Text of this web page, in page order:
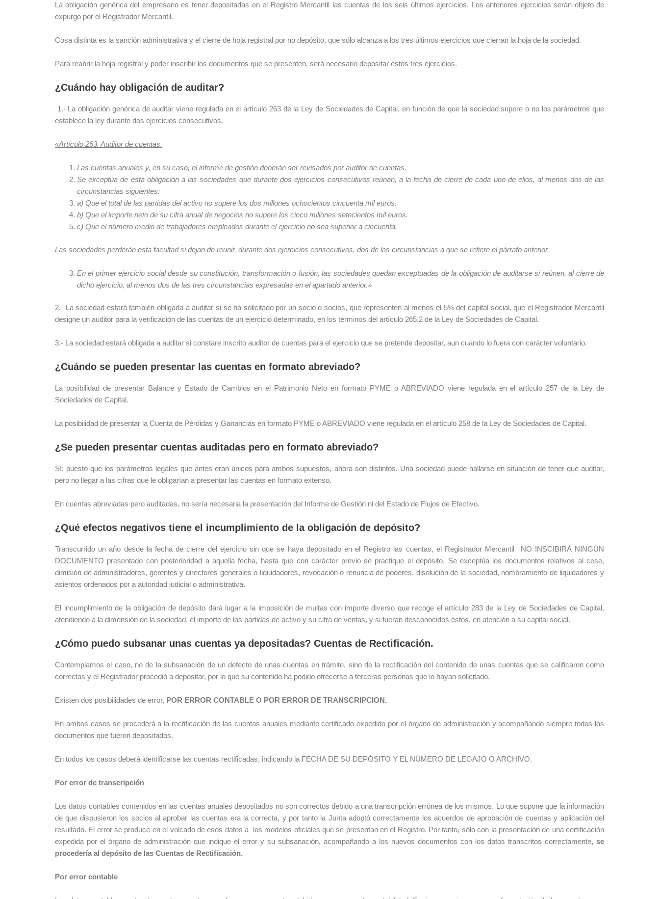
La obligación genérica del empresario es tener depositadas en el Registro Mercantil las cuentas de los seis últimos ejercicios. Los anteriores ejercicios serán objeto de
expurgo por el Registrador Mercantil.
Cosa distinta es la sanción administrativa y el cierre de hoja registral por no depósito, que sólo alcanza a los tres últimos ejercicios que cierran la hoja de la sociedad.
Para reabrir la hoja registral y poder inscribir los documentos que se presenten, será necesario depositar estos tres ejercicios.
¿Cuándo hay obligación de auditar?
1.- La obligación genérica de auditar viene regulada en el artículo 263 de la Ley de Sociedades de Capital, en función de que la sociedad supere o no los parámetros que
establece la ley durante dos ejercicios consecutivos.
«Artículo 263. Auditor de cuentas.
Las cuentas anuales y, en su caso, el informe de gestión deberán ser revisados por auditor de cuentas.
Se exceptúa de esta obligación a las sociedades que durante dos ejercicios consecutivos reúnan, a la fecha de cierre de cada uno de ellos, al menos dos de las
circunstancias siguientes:
a) Que el total de las partidas del activo no supere los dos millones ochocientos cincuenta mil euros.
b) Que el importe neto de su cifra anual de negocios no supere los cinco millones setecientos mil euros.
c) Que el número medio de trabajadores empleados durante el ejercicio no sea superior a cincuenta.
Las sociedades perderán esta facultad si dejan de reunir, durante dos ejercicios consecutivos, dos de las circunstancias a que se refiere el párrafo anterior.
En el primer ejercicio social desde su constitución, transformación o fusión, las sociedades quedan exceptuadas de la obligación de auditarse si reúnen, al cierre de
dicho ejercicio, al menos dos de las tres circunstancias expresadas en el apartado anterior.»
2.- La sociedad estará también obligada a auditar si se ha solicitado por un socio o socios, que representen al menos el 5% del capital social, que el Registrador Mercantil
designe un auditor para la verificación de las cuentas de un ejercicio determinado, en los términos del artículo 265.2 de la Ley de Sociedades de Capital.
3.- La sociedad estará obligada a auditar si constare inscrito auditor de cuentas para el ejercicio que se pretende depositar, aun cuando lo fuera con carácter voluntario.
¿Cuándo se pueden presentar las cuentas en formato abreviado?
La posibilidad de presentar Balance y Estado de Cambios en el Patrimonio Neto en formato PYME o ABREVIADO viene regulada en el artículo 257 de la Ley de
Sociedades de Capital.
La posibilidad de presentar la Cuenta de Pérdidas y Ganancias en formato PYME o ABREVIADO viene regulada en el artículo 258 de la Ley de Sociedades de Capital.
¿Se pueden presentar cuentas auditadas pero en formato abreviado?
Sí; puesto que los parámetros legales que antes eran únicos para ambos supuestos, ahora son distintos. Una sociedad puede hallarse en situación de tener que auditar,
pero no llegar a las cifras que le obligarían a presentar las cuentas en formato extenso.
En cuentas abreviadas pero auditadas, no sería necesaria la presentación del Informe de Gestión ni del Estado de Flujos de Efectivo.
¿Qué efectos negativos tiene el incumplimiento de la obligación de depósito?
Transcurrido un año desde la fecha de cierre del ejercicio sin que se haya depositado en el Registro las cuentas, el Registrador Mercantil NO INSCIBIRÁ NINGÚN
DOCUMENTO presentado con posterioridad a aquella fecha, hasta que con carácter previo se practique el depósito. Se exceptúa los documentos relativos al cese,
dimisión de administradores, gerentes y directores generales o liquidadores, revocación o renuncia de poderes, disolución de la sociedad, nombramiento de liquidadores y
asientos ordenados por a autoridad judicial o administrativa.
El incumplimiento de la obligación de depósito dará lugar a la imposición de multas con importe diverso que recoge el artículo 283 de la Ley de Sociedades de Capital,
atendiendo a la dimensión de la sociedad, el importe de las partidas de activo y su cifra de ventas, y si fueran desconocidos éstos, en atención a su capital social.
¿Cómo puedo subsanar unas cuentas ya depositadas? Cuentas de Rectificación.
Contemplamos el caso, no de la subsanación de un defecto de unas cuentas en trámite, sino de la rectificación del contenido de unas cuentas que se calificaron como
correctas y el Registrador procedió a depositar, por lo que su contenido ha podido ofrecerse a terceras personas que lo hayan solicitado.
Existen dos posibilidades de error, POR ERROR CONTABLE O POR ERROR DE TRANSCRIPCION.
En ambos casos se procederá a la rectificación de las cuentas anuales mediante certificado expedido por el órgano de administración y acompañando siempre todos los
documentos que fueron depositados.
En todos los casos deberá identificarse las cuentas rectificadas, indicando la FECHA DE SU DEPÓSITO Y EL NÚMERO DE LEGAJO O ARCHIVO.
Por error de transcripción
Los datos contables contenidos en las cuentas anuales depositados no son correctos debido a una transcripción errónea de los mismos. Lo que supone que la información
de que dispusieron los socios al aprobar las cuentas era la correcta, y por tanto la Junta adoptó correctamente los acuerdos de aprobación de cuentas y aplicación del
resultado. El error se produce en el volcado de esos datos a los modelos oficiales que se presentan en el Registro. Por tanto, sólo con la presentación de una certificación
expedida por el órgano de administración que indique el error y su subsanación, acompañando a los nuevos documentos con los datos transcritos correctamente, se
procedería al depósito de las Cuentas de Rectificación.
Por error contable